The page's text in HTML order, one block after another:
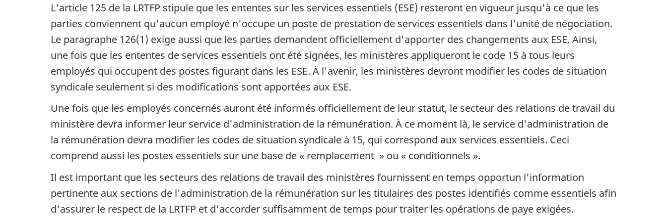
L'article 125 de la LRTFP stipule que les ententes sur les services essentiels (ESE) resteront en vigueur jusqu'à ce que les
parties conviennent qu'aucun employé n'occupe un poste de prestation de services essentiels dans l'unité de négociation.
Le paragraphe 126(1) exige aussi que les parties demandent officiellement d'apporter des changements aux ESE. Ainsi,
une fois que les ententes de services essentiels ont été signées, les ministères appliqueront le code 15 à tous leurs
employés qui occupent des postes figurant dans les ESE. À l'avenir, les ministères devront modifier les codes de situation
syndicale seulement si des modifications sont apportées aux ESE.
Une fois que les employés concernés auront été informés officiellement de leur statut, le secteur des relations de travail du
ministère devra informer leur service d'administration de la rémunération. À ce moment là, le service d'administration de
la rémunération devra modifier les codes de situation syndicale à 15, qui correspond aux services essentiels. Ceci
comprend aussi les postes essentiels sur une base de « remplacement » ou « conditionnels ».
Il est important que les secteurs des relations de travail des ministères fournissent en temps opportun l'information
pertinente aux sections de l'administration de la rémunération sur les titulaires des postes identifiés comme essentiels afin
d'assurer le respect de la LRTFP et d'accorder suffisamment de temps pour traiter les opérations de paye exigées.